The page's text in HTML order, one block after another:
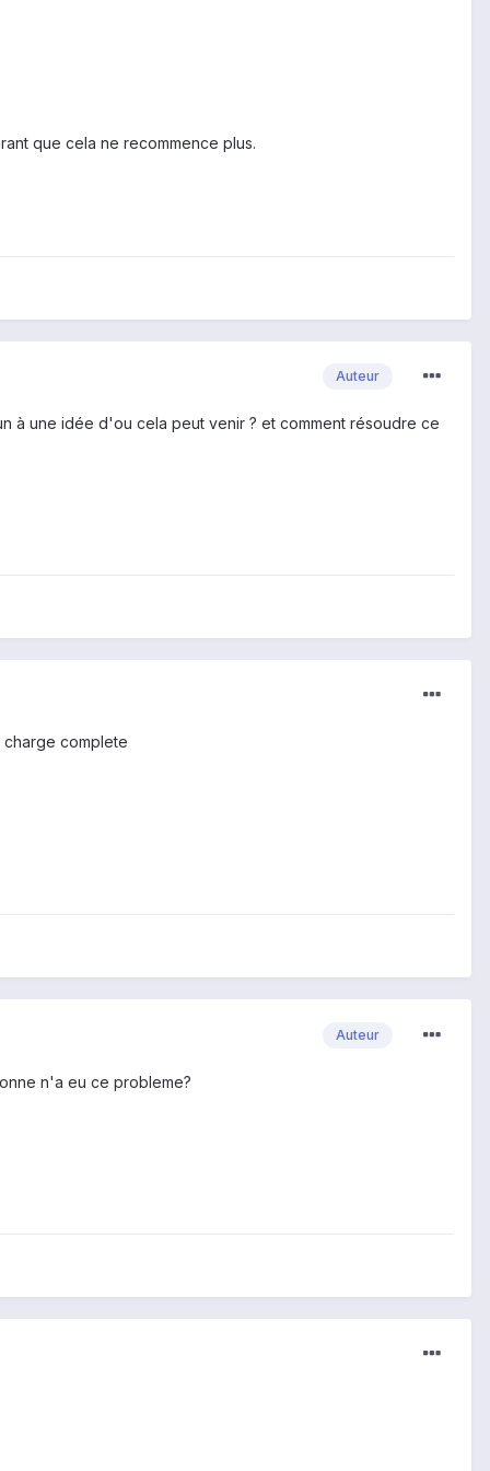
que cela ne recommence plus.
Auteur
à une idée d'ou cela peut venir ? et comment résoudre ce
charge complete
Auteur
n'a eu ce probleme?